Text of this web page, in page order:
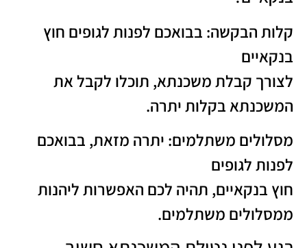
קלות הבקשה: בבואכם לפנות לגופים חוץ
בנקאיים
לצורך קבלת משכנתא, תוכלו לקבל את
המשכנתא בקלות יתרה.
מסלולים משתלמים: יתרה מזאת, בבואכם
לפנות לגופים
חוץ בנקאיים, תהיה לכם האפשרות ליהנות
ממסלולים משתלמים.